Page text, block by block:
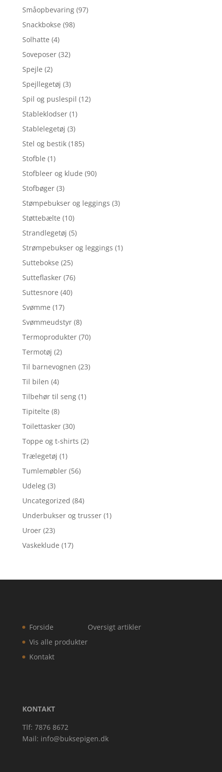
Småopbevaring (97)
Snackbokse (98)
Solhatte (4)
Soveposer (32)
Spejle (2)
Spejllegetøj (3)
Spil og puslespil (12)
Stableklodser (1)
Stablelegetøj (3)
Stel og bestik (185)
Stofble (1)
Stofbleer og klude (90)
Stofbøger (3)
Stømpebukser og leggings (3)
Støttebælte (10)
Strandlegetøj (5)
Strømpebukser og leggings (1)
Suttebokse (25)
Sutteflasker (76)
Suttesnore (40)
Svømme (17)
Svømmeudstyr (8)
Termoprodukter (70)
Termotøj (2)
Til barnevognen (23)
Til bilen (4)
Tilbehør til seng (1)
Tipitelte (8)
Toilettasker (30)
Toppe og t-shirts (2)
Trælegetøj (1)
Tumlemøbler (56)
Udeleg (3)
Uncategorized (84)
Underbukser og trusser (1)
Uroer (23)
Vaskeklude (17)
Forside
Vis alle produkter
Kontakt
Oversigt artikler
KONTAKT
Tlf: 7876 8672
Mail: info@buksepigen.dk